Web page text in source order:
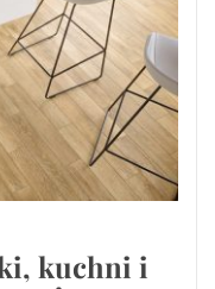
kuchni i